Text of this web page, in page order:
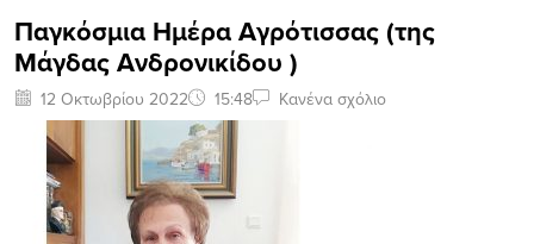
Παγκόσμια Ημέρα Αγρότισσας (της
Μάγδας Ανδρονικίδου )
12 Οκτωβρίου 2022 15:48 Κανένα σχόλιο